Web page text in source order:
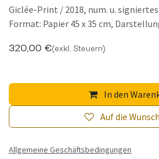
Giclée-Print / 2018, num. u.
Format: Papier 45 x 35 cm,
320,00 €(exkl. Steuern)
In den
Auf die
Allgemeine Geschäftsbedingungen